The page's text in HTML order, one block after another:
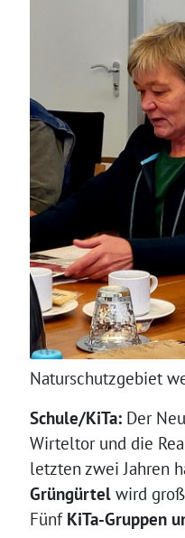
Naturschutzgebiet
Schule/KiTa: Der
Wirteltor und die
letzten zwei Jahren
Grüngürtel wird
Fünf KiTa-Gruppen